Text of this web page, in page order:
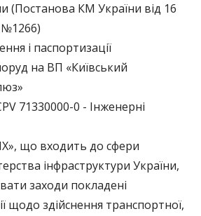
(Постанова КМ України від 16
№1266)
і паспортизації
на ВП «Київський
71330000-0 - Інженерні
що входить до сфери
інфраструктури України,
заходи покладені
щодо здійснення транспортної,